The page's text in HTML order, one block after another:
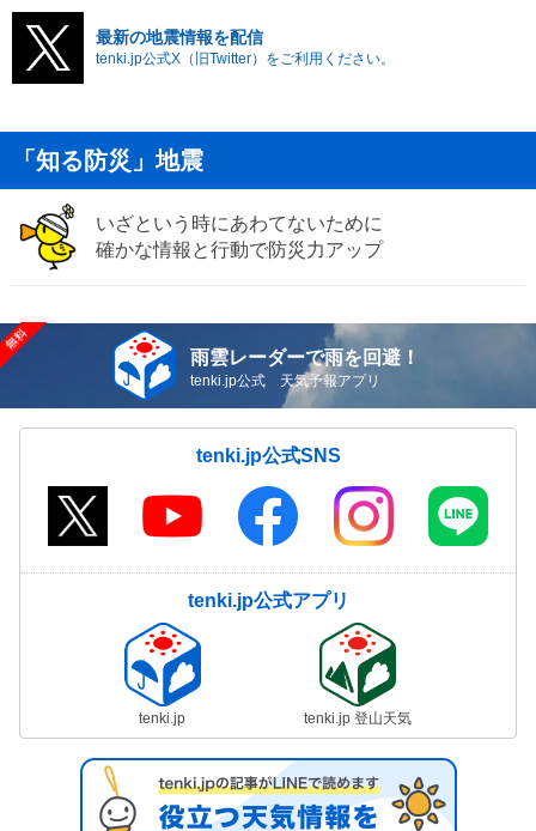
最新の地震情報を配信
tenki.jp公式X（旧Twitter）をご利用ください。
「知る防災」地震
いざという時にあわてないために
確かな情報と行動で防災力アップ
雨雲レーダーで雨を回避！
tenki.jp公式 天気予報アプリ
tenki.jp公式SNS
tenki.jp公式アプリ
tenki.jp tenki.jp 登山天気